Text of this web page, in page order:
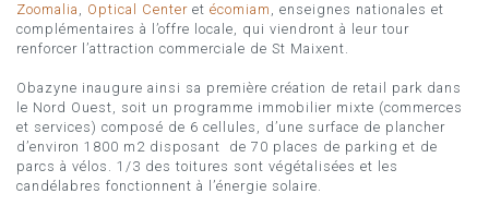
Zoomalia , Optical Center et écomiam , enseignes nationales et
complémentaires à l’offre locale, qui viendront à leur tour
renforcer l’attraction commerciale de St Maixent.
Obazyne inaugure ainsi sa première création de retail park dans
le Nord Ouest, soit un programme immobilier mixte (commerces
et services) composé de 6 cellules, d’une surface de plancher
d’environ 1800 m2 disposant de 70 places de parking et de
parcs à vélos. 1/3 des toitures sont végétalisées et les
candélabres fonctionnent à l’énergie solaire.